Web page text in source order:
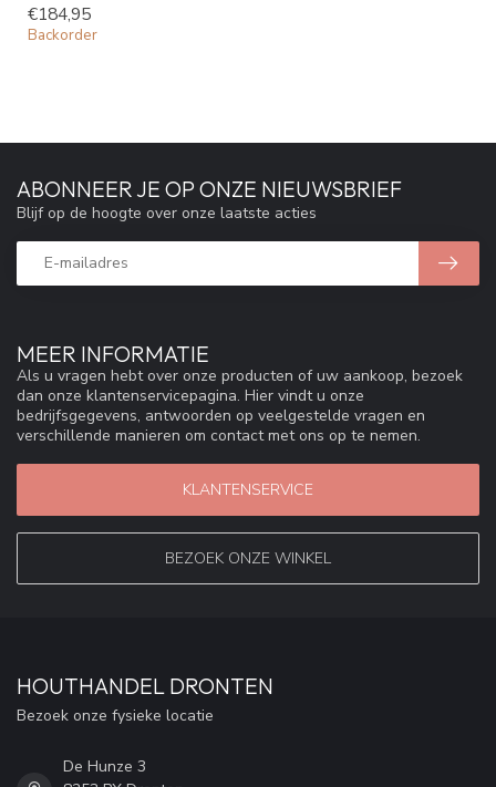
€184,95
Backorder
MEER INFORMATIE
Als u vragen hebt over onze producten of uw aankoop, bezoek
dan onze klantenservicepagina. Hier vindt u onze
bedrijfsgegevens, antwoorden op veelgestelde vragen en
verschillende manieren om contact met ons op te nemen.
KLANTENSERVICE
BEZOEK ONZE WINKEL
ABONNEER JE OP ONZE NIEUWSBRIEF
Blijf op de hoogte over onze laatste acties
HOUTHANDEL DRONTEN
Bezoek onze fysieke locatie
De Hunze 3